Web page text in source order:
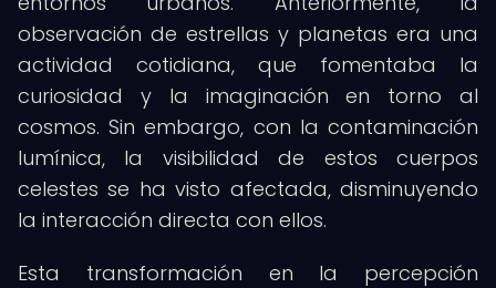
observación de estrellas y planetas era una
actividad cotidiana, que fomentaba la
curiosidad y la imaginación en torno al
cosmos. Sin embargo, con la contaminación
lumínica, la visibilidad de estos cuerpos
celestes se ha visto afectada, disminuyendo
la interacción directa con ellos.
Esta transformación en la percepción